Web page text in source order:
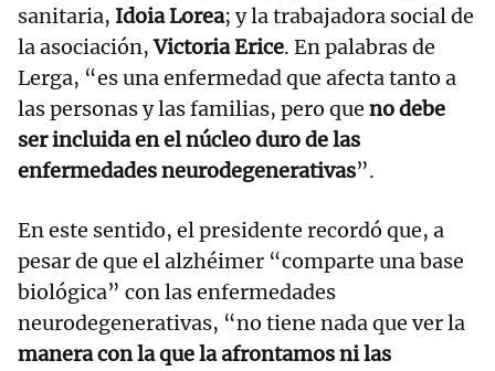
sanitaria, Idoia Lorea; y la trabajadora social de
la asociación,Victoria Erice. En palabras de
Lerga, “es una enfermedad que afecta tanto a
las personas y las familias, pero que no debe
ser incluida en el núcleo duro de las
enfermedades neurodegenerativas”.
En este sentido, el presidente recordó que, a
pesar de que el alzhéimer “comparte una base
biológica” con las enfermedades
neurodegenerativas, “no tiene nada que ver la
manera con la que la afrontamos ni las